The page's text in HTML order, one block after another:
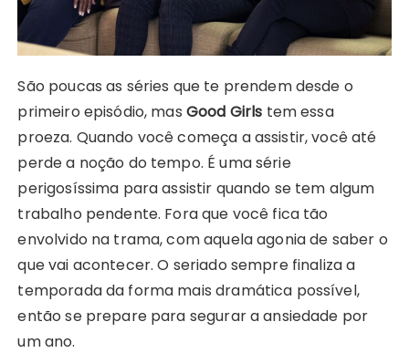
São poucas as séries que te prendem desde o
primeiro episódio, mas Good Girls tem essa
proeza. Quando você começa a assistir, você até
perde a noção do tempo. É uma série
perigosíssima para assistir quando se tem algum
trabalho pendente. Fora que você fica tão
envolvido na trama, com aquela agonia de saber o
que vai acontecer. O seriado sempre finaliza a
temporada da forma mais dramática possível,
então se prepare para segurar a ansiedade por
um ano.